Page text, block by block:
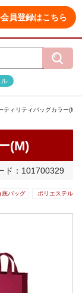
員登録はこちら
ル
ティリティバッグカラー(M)
(M)
ド：101700329
底バッグ ポリエステルバ